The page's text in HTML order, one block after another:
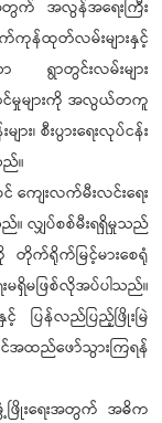
တွက် အလွန်အရေးကြီး
န်ထုတ်လမ်းများနှင့်
ရွာတွင်းလမ်းများ
ာင်မှုများကို အလွယ်တကူ
၊ စီးပွားရေးလုပ်ငန်း
။
ကျေးလက်မီးလင်းရေး
။ လျှပ်စစ်မီးရရှိမှုသည်
က်ရိုက်မြင့်မားစေရုံ
ရှိမဖြစ်လိုအပ်ပါသည်။
ြန်လည်ပြည့်ဖြိုးမြဲ
ထည်ဖော်သွားကြရန်
ဖြိုးရေးအတွက် အဓိက